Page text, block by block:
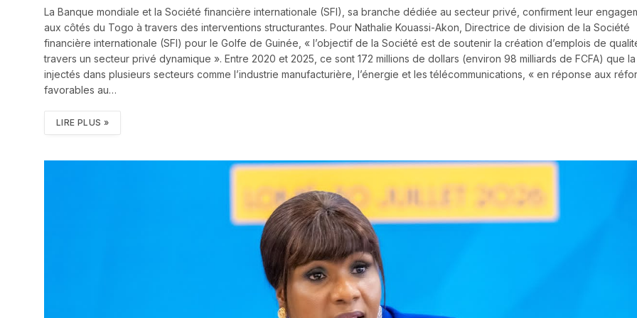
La Banque mondiale et la Société financière internationale (SFI), sa branche dédiée au secteur privé, confirment leur
aux côtés du Togo à travers des interventions structurantes. Pour Nathalie Kouassi-Akon, Directrice de division de la Société
financière internationale (SFI) pour le Golfe de Guinée, « l’objectif de la Société est de soutenir la création d’emplois de
travers un secteur privé dynamique ». Entre 2020 et 2025, ce sont 172 millions de dollars (environ 98 milliards de FCFA) que la
injectés dans plusieurs secteurs comme l’industrie manufacturière, l’énergie et les télécommunications, « en réponse aux
favorables au…
LIRE PLUS »